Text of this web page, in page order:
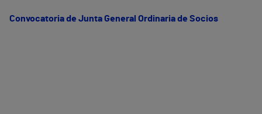
Convocatoria de Junta General Ordinaria de Socios